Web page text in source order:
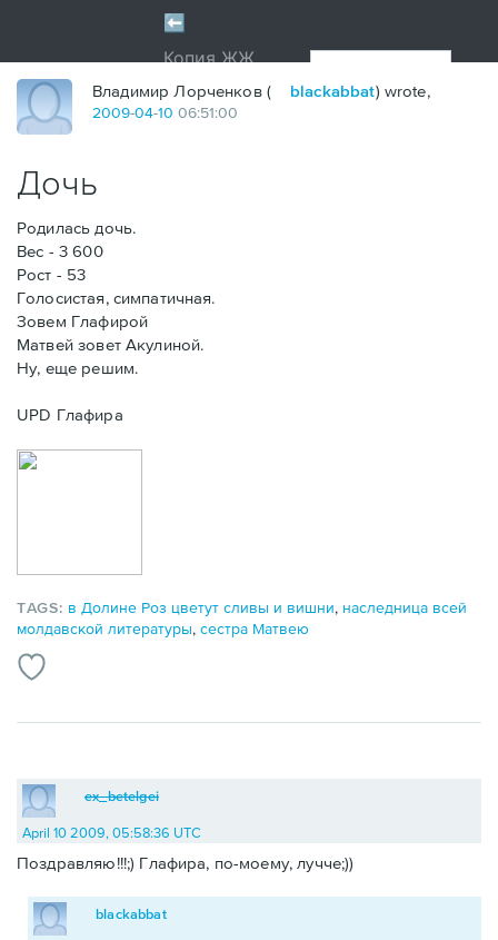
Владимир Лорченков ( blackabbat) wrote,
2009-04-10 06:51:00
Дочь
Родилась дочь.
Вес - 3 600
Рост - 53
Голосистая, симпатичная.
Зовем Глафирой
Матвей зовет Акулиной.
Ну, еще решим.
UPD Глафира
TAGS: в Долине Роз цветут сливы и вишни, наследница всей
молдавской литературы, сестра Матвею
ex_betelgei
April 10 2009, 05:58:36 UTC
Поздравляю!!!;) Глафира, по-моему, лучче;))
blackabbat